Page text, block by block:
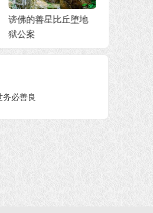
释迦牟尼佛得燃灯古
佛授记公案
务必善良